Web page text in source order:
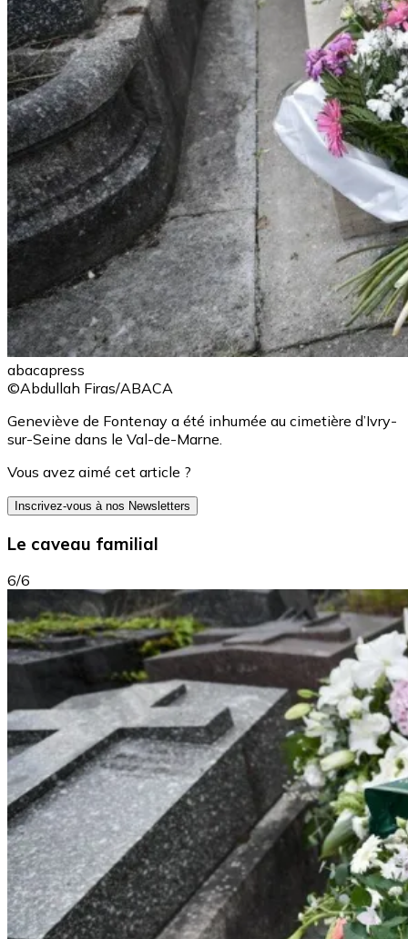
abacapress
©Abdullah Firas/ABACA
Geneviève de Fontenay a été inhumée au cimetière d’Ivry-
sur-Seine dans le Val-de-Marne.
Vous avez aimé cet article ?
Inscrivez-vous à nos Newsletters
Le caveau familial
6/6